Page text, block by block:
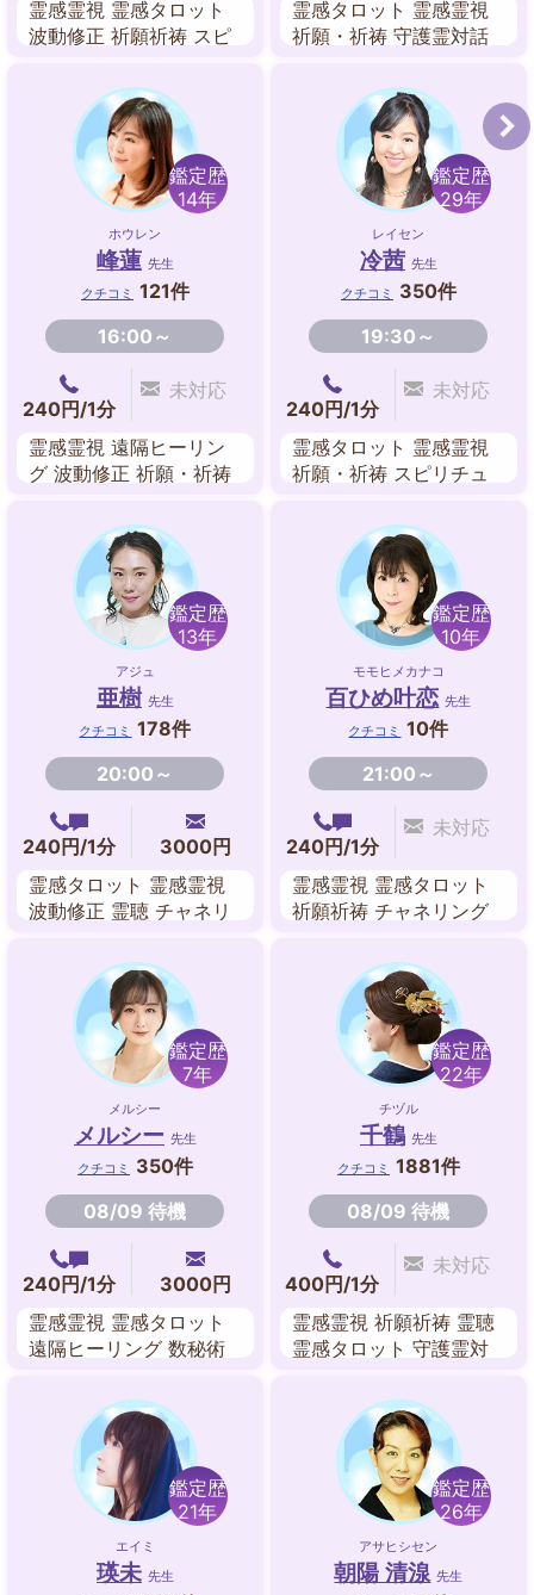
霊感霊視 霊感タロット
波動修正 祈願祈祷 スピ
霊感タロット 霊感霊視
祈願・祈祷 守護霊対話
チャネリング 遠隔ヒー
リング
鑑定歴
14年
ホウレン
峰蓮 先生
クチコミ 121件
16:00～
240円/1分
未対応
霊感霊視 遠隔ヒーリン
グ 波動修正 祈願・祈祷
鑑定歴
29年
レイセン
冷茜 先生
クチコミ
350件
19:30～
240円/1分
未対応
霊感タロット 霊感霊視
祈願・祈祷 スピリチュ
ルギーワーク 風水 数秘
鑑定歴
13年
アジュ
亜樹 先生
クチコミ
178件
20:00～
240円/1分
3000円
霊感タロット 霊感霊視
波動修正 霊聴 チャネリ
グ ダウジング 西洋占星
鑑定歴
10年
モモヒメカナコ
百ひめ叶恋 先生
クチコミ
10件
21:00～
240円/1分
未対応
霊感霊視 霊感タロット
祈願祈祷 チャネリング
ギーワーク 数秘術 ルノ
ルマンカード
鑑定歴
7年
メルシー
メルシー 先生
クチコミ
350件
08/09 待機
240円/1分
3000円
霊感霊視 霊感タロット
遠隔ヒーリング 数秘術
鑑定歴
22年
チヅル
千鶴 先生
クチコミ 1881件
08/09 待機
400円/1分
未対応
霊感霊視 祈願祈祷 霊聴
霊感タロット 守護霊対
アル チャネリング
鑑定歴
21年
エイミ
瑛未 先生
鑑定歴
26年
アサヒシセン
朝陽 清湶 先生